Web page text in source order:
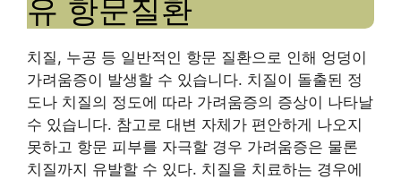
유 항문질환
치질, 누공 등 일반적인 항문 질환으로 인해 엉덩이
가려움증이 발생할 수 있습니다. 치질이 돌출된 정
도나 치질의 정도에 따라 가려움증의 증상이 나타날
수 있습니다. 참고로 대변 자체가 편안하게 나오지
못하고 항문 피부를 자극할 경우 가려움증은 물론
치질까지 유발할 수 있다. 치질을 치료하는 경우에